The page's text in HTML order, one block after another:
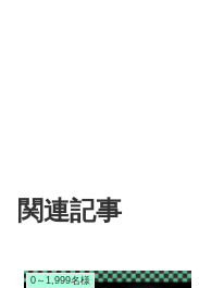
関連記事
0～1,999名様